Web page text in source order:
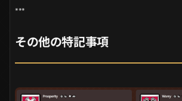
***
その他の特記事項